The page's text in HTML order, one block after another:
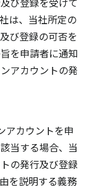
は、当社所定の
び登録の可否を
を申請者に通知
アカウントの発
アカウントを申
当する場合、当
の発行及び登録
を説明する義務